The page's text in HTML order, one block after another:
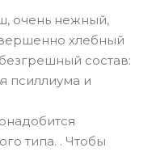
очень нежный,
хлебный
состав:
псиллиума и
типа. . Чтобы